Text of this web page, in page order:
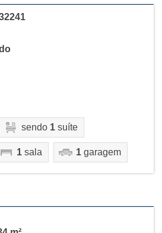
sendo 1suíte
1sala 1garagem